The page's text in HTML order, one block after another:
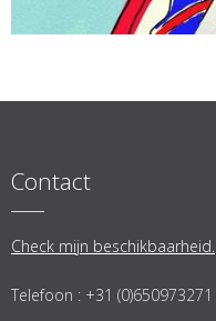
Contact
Check mijn beschikbaarheid.
Telefoon : +31 (0)650973271